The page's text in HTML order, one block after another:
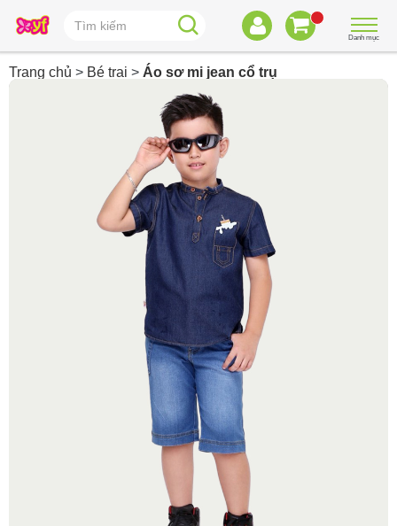
Danh mục
Trang chủ > Bé trai > Áo sơ mi jean cổ trụ